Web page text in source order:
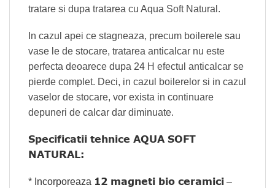
tratare si dupa tratarea cu Aqua Soft Natural.
In cazul apei ce stagneaza, precum boilerele sau
vase le de stocare, tratarea anticalcar nu este
perfecta deoarece dupa 24 H efectul anticalcar se
pierde complet. Deci, in cazul boilerelor si in cazul
vaselor de stocare, vor exista in continuare
depuneri de calcar dar diminuate.
Specificatii tehnice AQUA SOFT
NATURAL:
* Incorporeaza 12 magneti bio ceramici –